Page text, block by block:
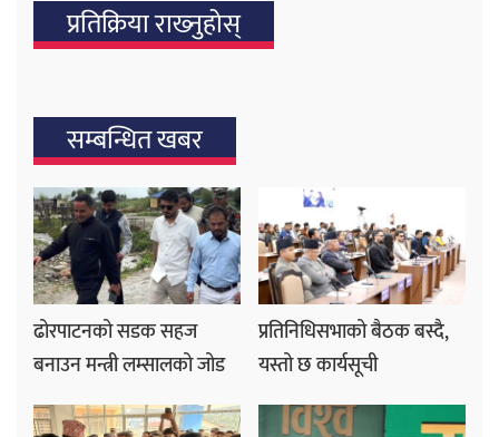
प्रतिक्रिया राख्‍नुहोस्
सम्बन्धित खबर
ढोरपाटनको सडक सहज
बनाउन मन्त्री लम्सालको जोड
प्रतिनिधिसभाको बैठक बस्दै,
यस्तो छ कार्यसूची